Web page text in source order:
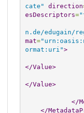
cate"
direction
esDescriptors=
n.de/edugain/
mat=
ormat:uri">
</Value>
</Value>
</
</